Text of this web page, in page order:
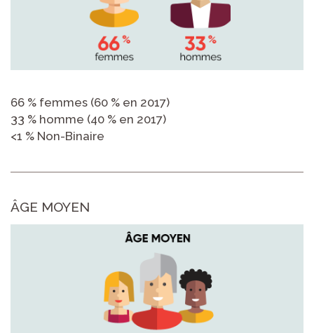
66 % femmes (60 % en 2017)
33 % homme (40 % en 2017)
<1 % Non-Binaire
ÂGE MOYEN